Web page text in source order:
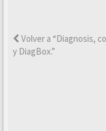
Volver a “Diagnosis,
y DiagBox.”